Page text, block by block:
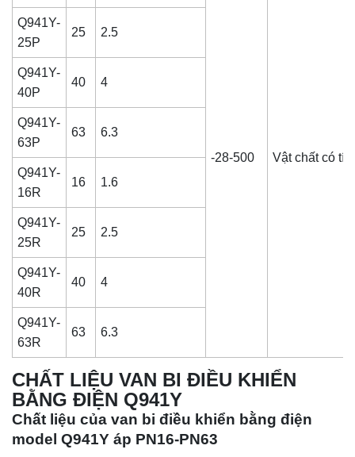
-28-500 Vật chất có
Q941Y-
25P
25 2.5
Q941Y-
40P
40 4
Q941Y-
63P
63 6.3
Q941Y-
16R
16 1.6
Q941Y-
25R
25 2.5
Q941Y-
40R
40 4
Q941Y-
63R
63 6.3
CHẤT LIỆU VAN BI ĐIỀU KHIỂN
BẰNG ĐIỆN Q941Y
Chất liệu của van bi điều khiển bằng điện
model Q941Y áp PN16-PN63